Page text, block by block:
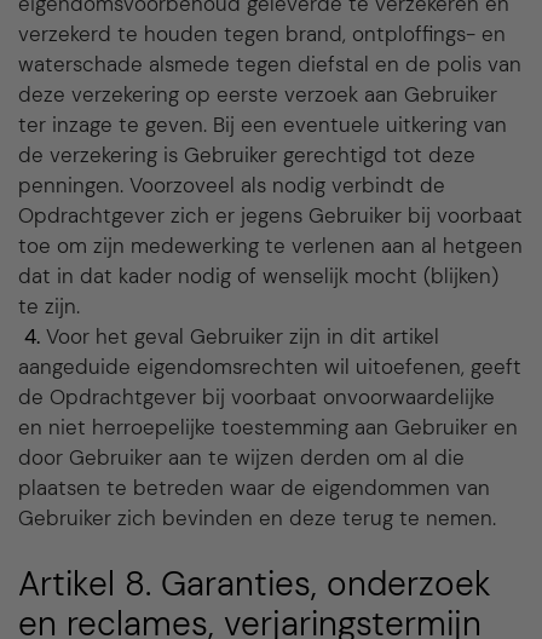
verzekerd te houden tegen brand, ontploffings- en
waterschade alsmede tegen diefstal en de polis van
deze verzekering op eerste verzoek aan Gebruiker
ter inzage te geven. Bij een eventuele uitkering van
de verzekering is Gebruiker gerechtigd tot deze
penningen. Voorzoveel als nodig verbindt de
Opdrachtgever zich er jegens Gebruiker bij voorbaat
toe om zijn medewerking te verlenen aan al hetgeen
dat in dat kader nodig of wenselijk mocht (blijken)
te zijn.
4. Voor het geval Gebruiker zijn in dit artikel
aangeduide eigendomsrechten wil uitoefenen, geeft
de Opdrachtgever bij voorbaat onvoorwaardelijke
en niet herroepelijke toestemming aan Gebruiker en
door Gebruiker aan te wijzen derden om al die
plaatsen te betreden waar de eigendommen van
Gebruiker zich bevinden en deze terug te nemen.
Artikel 8. Garanties, onderzoek
en reclames, verjaringstermijn